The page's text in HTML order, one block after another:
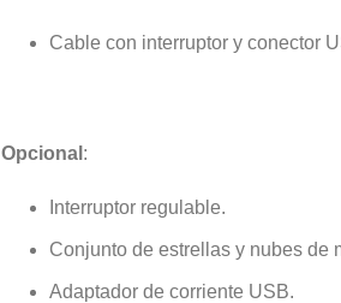
Cable con interruptor y conector
Opcional :
Interruptor regulable.
Conjunto de estrellas y nubes de
Adaptador de corriente USB.